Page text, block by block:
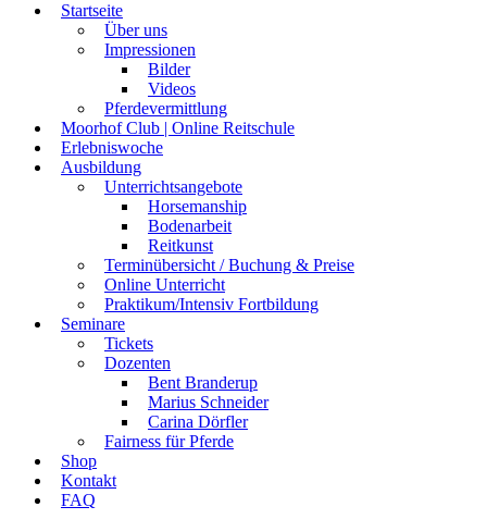
Startseite
Über uns
Impressionen
Bilder
Videos
Pferdevermittlung
Moorhof Club | Online Reitschule
Erlebniswoche
Ausbildung
Unterrichtsangebote
Horsemanship
Bodenarbeit
Reitkunst
Terminübersicht / Buchung & Preise
Online Unterricht
Praktikum/Intensiv Fortbildung
Seminare
Tickets
Dozenten
Bent Branderup
Marius Schneider
Carina Dörfler
Fairness für Pferde
Shop
Kontakt
FAQ